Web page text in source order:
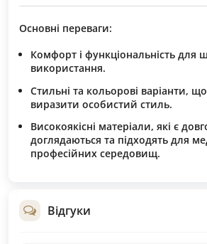
Основні переваги:
Комфорт і функціональність для
використання.
Стильні та кольорові варіанти,
виразити особистий стиль.
Високоякісні матеріали, які є
доглядаються та підходять для
професійних середовищ.
Відгуки